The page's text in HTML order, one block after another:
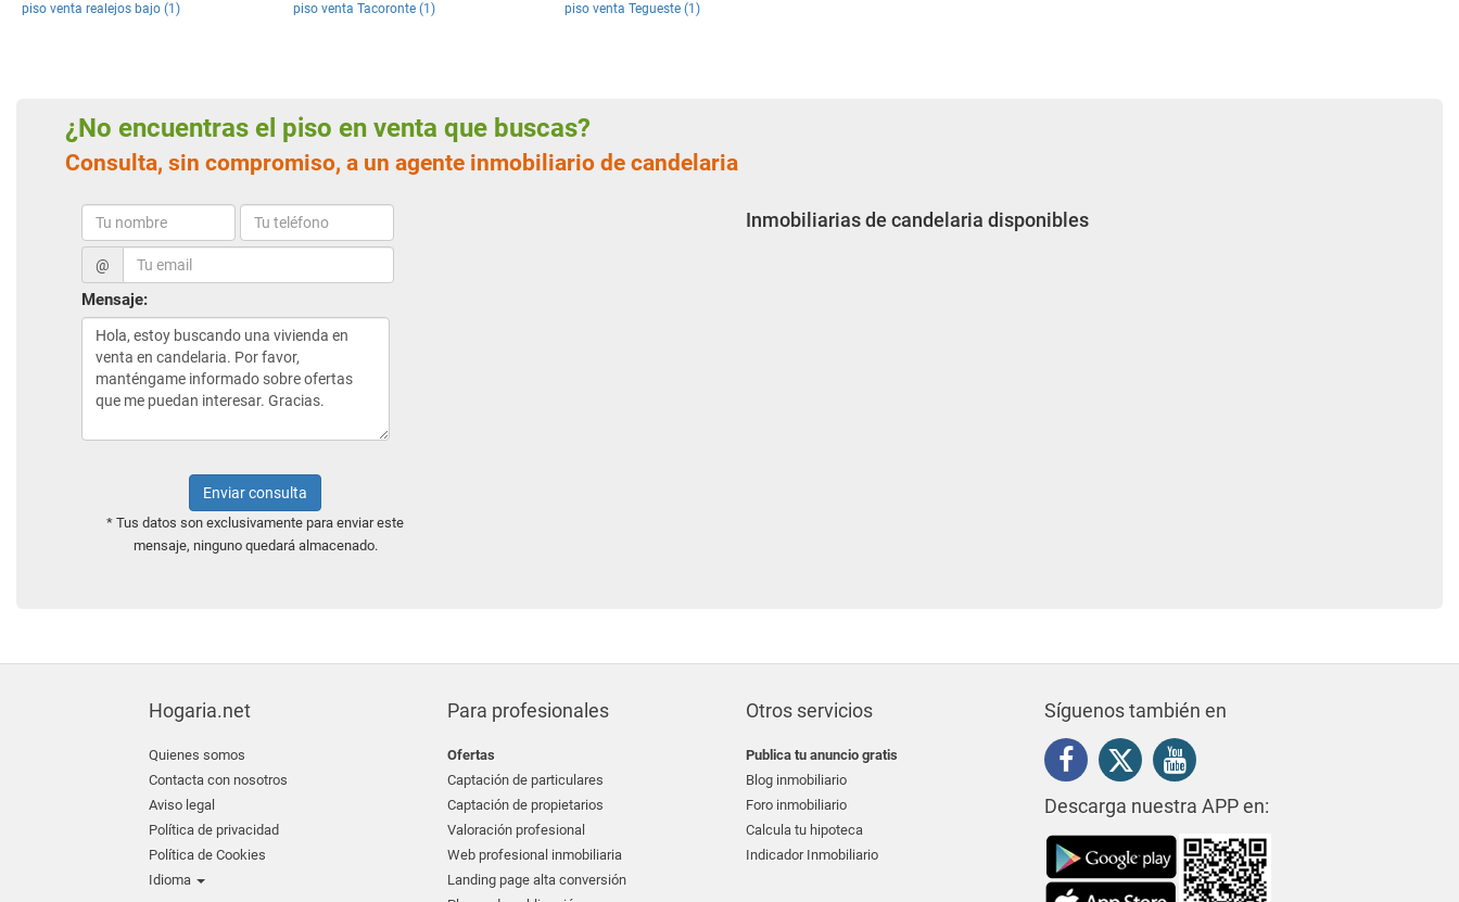
piso venta realejos bajo (1)
piso venta Tacoronte (1) piso venta Tegueste (1)
¿No encuentras el piso en venta que buscas?
Consulta, sin compromiso, a un agente inmobiliario de candelaria
@
Mensaje:
Enviar consulta
* Tus datos son exclusivamente para enviar este
mensaje, ninguno quedará almacenado.
Inmobiliarias de candelaria disponibles
Hogaria.net
Quienes somos
Contacta con nosotros
Aviso legal
Política de privacidad
Política de Cookies
Idioma
Para profesionales
Ofertas
Captación de particulares
Captación de propietarios
Valoración profesional
Web profesional inmobiliaria
Landing page alta conversión
Otros servicios
Publica tu anuncio gratis
Blog inmobiliario
Foro inmobiliario
Calcula tu hipoteca
Indicador Inmobiliario
Síguenos también en
Descarga nuestra APP en: